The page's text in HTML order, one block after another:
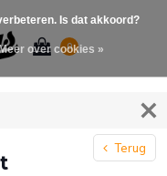
0
Terug
Is dat akkoord?
over cookies »